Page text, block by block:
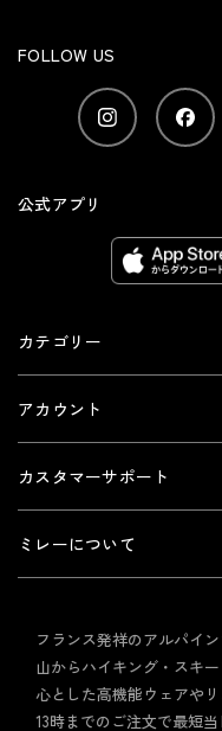
FOLLOW US
公式アプリ
カテゴリー
アカウント
カスタマーサポート
ミレーについて
フランス発祥のアルパイ
山からハイキング・スキ
心とした高機能ウェアや
13時までのご注文で最短当